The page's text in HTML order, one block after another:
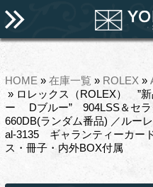
HOME » 在庫一覧 » ROLEX »
» ロレックス（ROLEX） ”
ー Dブルー” 904LSS＆セラ
660DB(ランダム番品) ／ルー
al-3135 ギャランティーカー
ス・冊子・内外BOX付属